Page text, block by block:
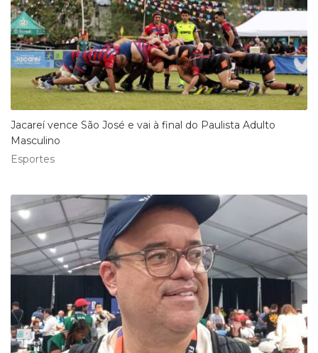
Jacareí vence São José e vai à final do Paulista Adulto
Masculino
Esportes